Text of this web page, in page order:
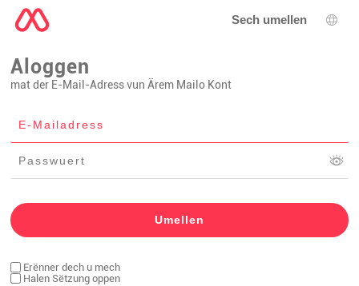
Sech umellen
Aloggen
mat der E-Mail-Adress vun Ärem Mailo Kont
Erënner dech u mech
Halen Sëtzung oppen